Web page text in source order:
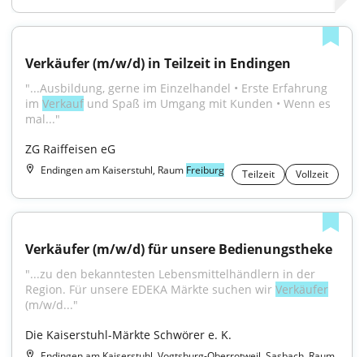
Verkäufer (m/w/d) in Teilzeit in Endingen
"...Ausbildung, gerne im Einzelhandel • Erste Erfahrung
im Verkauf und Spaß im Umgang mit Kunden • Wenn es
mal..."
ZG Raiffeisen eG
Endingen am Kaiserstuhl, Raum Freiburg Teilzeit Vollzeit
Verkäufer (m/w/d) für unsere Bedienungstheke
"...zu den bekanntesten Lebensmittelhändlern in der
Region. Für unsere EDEKA Märkte suchen wir Verkäufer
(m/w/d..."
Die Kaiserstuhl-Märkte Schwörer e. K.